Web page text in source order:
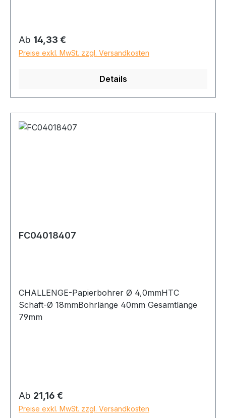
Regulärer Preis:
Ab 14,33 €
Preise exkl. MwSt. zzgl. Versandkosten
Details
FC04018407
CHALLENGE-Papierbohrer Ø 4,0mmHTC
Schaft-Ø 18mmBohrlänge 40mm Gesamtlänge
79mm
Regulärer Preis:
Ab 21,16 €
Preise exkl. MwSt. zzgl. Versandkosten